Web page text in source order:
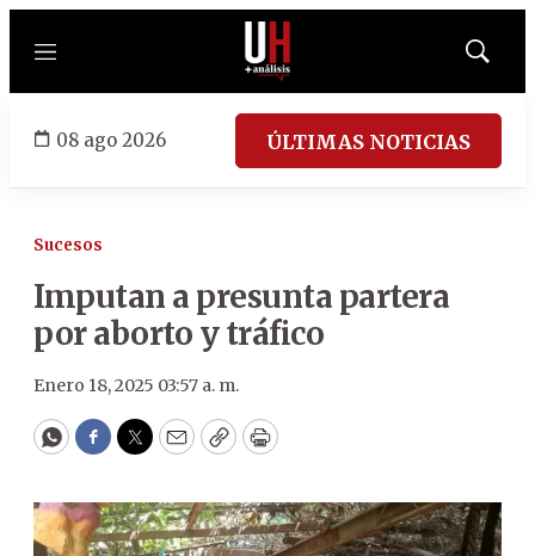
Menú
Mostrar
08 ago 2026 ÚLTIMAS NOTICIAS
Sucesos
Imputan a presunta partera
por aborto y tráfico
Enero 18, 2025 03:57 a. m.
WhatsApp
Facebook
Twitter
EmailCopyPrint